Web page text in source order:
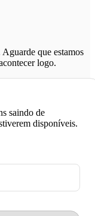
que estamos
logo.
saindo de
disponíveis.